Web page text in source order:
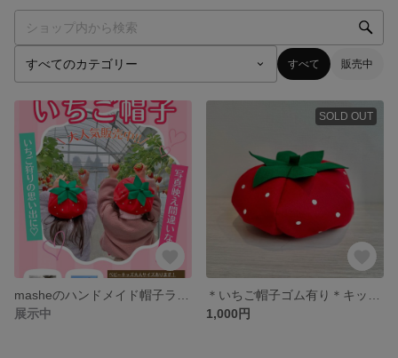
すべて 販売中
展示中
SOLD OUT
1,000円